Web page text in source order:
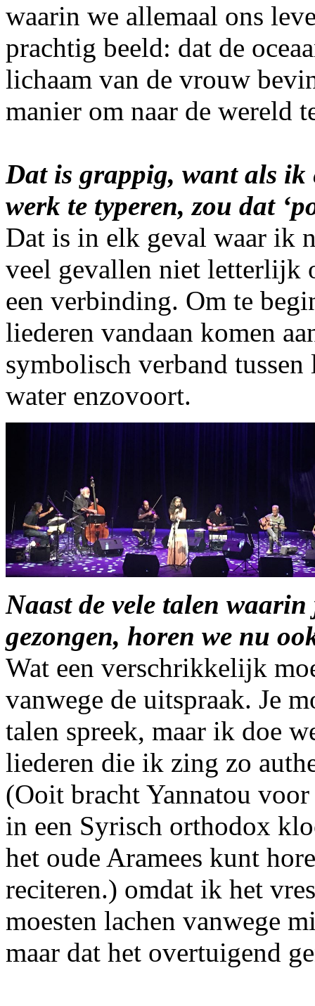
waarin we allemaal ons
prachtig beeld: dat de
lichaam van de vrouw
manier om naar de wereld
Dat is grappig, want als ik
werk te typeren, zou dat
Dat is in elk geval waar ik
veel gevallen niet letterlijk
een verbinding. Om te
liederen vandaan komen
symbolisch verband
water enzovoort.
Naast de vele talen
gezongen, horen we nu
Wat een verschrikkelijk
vanwege de uitspraak. Je
talen spreek, maar ik doe
liederen die ik zing zo
(Ooit bracht Yannatou
in een Syrisch orthodox
het oude Aramees kunt
reciteren.) omdat ik het
moesten lachen vanwege
maar dat het overtuigend